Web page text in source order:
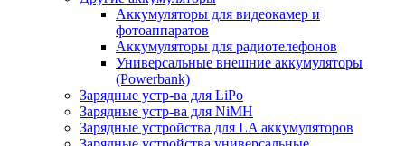
Аккумуляторы для видеокамер и
фотоаппаратов
Аккумуляторы для радиотелефонов
Универсальные внешние аккумуляторы
(Powerbank)
Зарядные устр-ва для LiPo
Зарядные устр-ва для NiMH
Зарядные устройства для LA аккумуляторов